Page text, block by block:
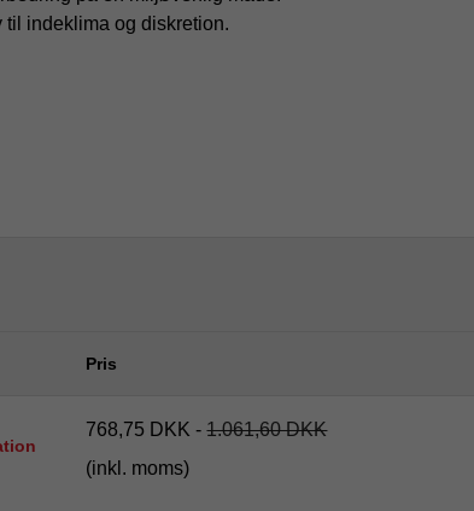
indeklima og diskretion.
Pris
768,75 DKK -1.061,60 DKK
(inkl. moms)